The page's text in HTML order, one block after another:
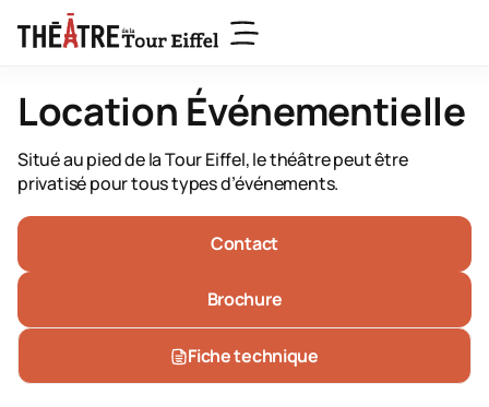
Location Événementielle
Situé au pied de la Tour Eiffel, le théâtre peut être
privatisé pour tous types d’événements.
Contact
Brochure
Fiche technique